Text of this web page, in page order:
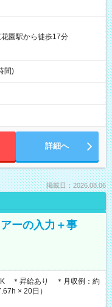
園駅から徒歩17分
間)
詳細へ
掲載日：2026.08.06
ーの入力＋事
＊昇給あり ＊月収例：約
× 20日）